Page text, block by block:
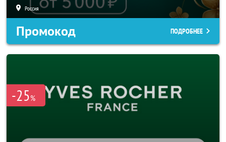
Россия
Промокод ПОДРОБНЕЕ
-25%